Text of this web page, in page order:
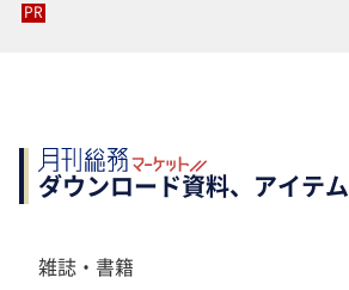
PR
ダウンロード資料、アイテム
雑誌・書籍